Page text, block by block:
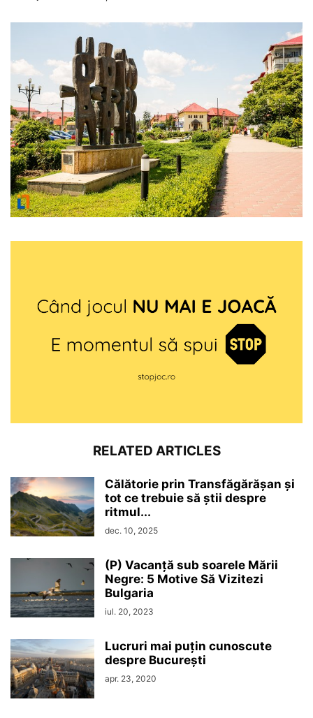
RELATED ARTICLES
Călătorie prin Transfăgărășan și
tot ce trebuie să știi despre
ritmul...
dec. 10, 2025
(P) Vacanță sub soarele Mării
Negre: 5 Motive Să Vizitezi
Bulgaria
iul. 20, 2023
Lucruri mai puțin cunoscute
despre București
apr. 23, 2020